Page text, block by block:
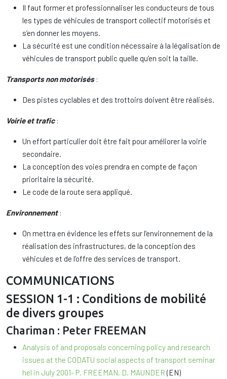
Il faut former et professionnaliser les conducteurs de tous
les types de véhicules de transport collectif motorisés et
s’en donner les moyens.
La sécurité est une condition nécessaire à la légalisation de
véhicules de transport public quelle qu’en soit la taille.
Transports non motorisés:
Des pistes cyclables et des trottoirs doivent être réalisés.
Voirie et trafic:
Un effort particulier doit être fait pour améliorer la voirie
secondaire.
La conception des voies prendra en compte de façon
prioritaire la sécurité.
Le code de la route sera appliqué.
Environnement:
On mettra en évidence les effets sur l’environnement de la
réalisation des infrastructures, de la conception des
véhicules et de l’offre des services de transport.
COMMUNICATIONS
SESSION 1-1 : Conditions de mobilité
de divers groupes
Chariman : Peter FREEMAN
Analysis of and proposals concerning policy and research
issues at the CODATU social aspects of transport seminar
hel in July 2001- P. FREEMAN, D. MAUNDER(EN)